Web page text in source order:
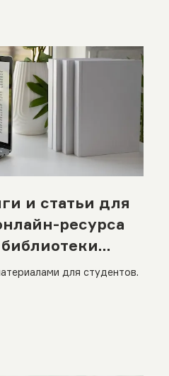
и статьи для
ресурса
для студентов.